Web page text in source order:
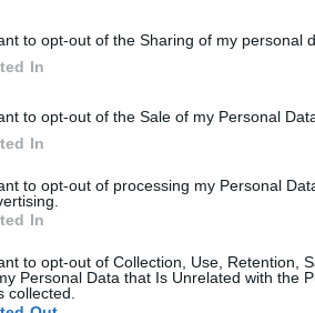
to opt-out of the Sharing of my personal
In
to opt-out of the Sale of my Personal
In
to opt-out of processing my Personal
In
to opt-out of Collection, Use, Retention,
Personal Data that Is Unrelated with the
collected.
gis i 2015 til Oslos tannhelsetjeneste
i juryens begrunnelse.
Play